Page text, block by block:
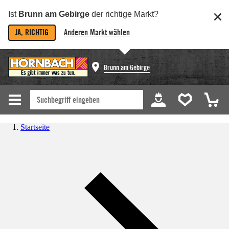
Ist Brunn am Gebirge der richtige Markt?
JA, RICHTIG Anderen Markt wählen
Brunn am Gebirge
Startseite